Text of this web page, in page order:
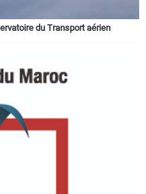
du Transport aérien